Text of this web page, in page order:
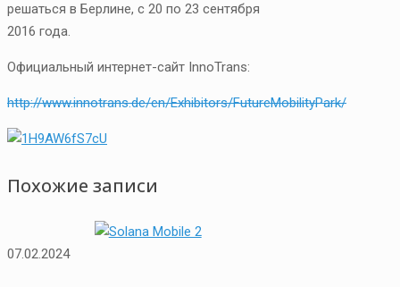
решаться в Берлине, с 20 по 23 сентября
2016 года.
Официальный интернет-сайт InnoTrans:
http://www.innotrans.de/en/Exhibitors/FutureMobilityPark/
Похожие записи
07.02.2024